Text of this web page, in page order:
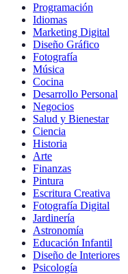
Programación
Idiomas
Marketing Digital
Diseño Gráfico
Fotografía
Música
Cocina
Desarrollo Personal
Negocios
Salud y Bienestar
Ciencia
Historia
Arte
Finanzas
Pintura
Escritura Creativa
Fotografía Digital
Jardinería
Astronomía
Educación Infantil
Diseño de Interiores
Psicología